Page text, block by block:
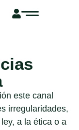
este canal
irregularidades,
a la ética o a